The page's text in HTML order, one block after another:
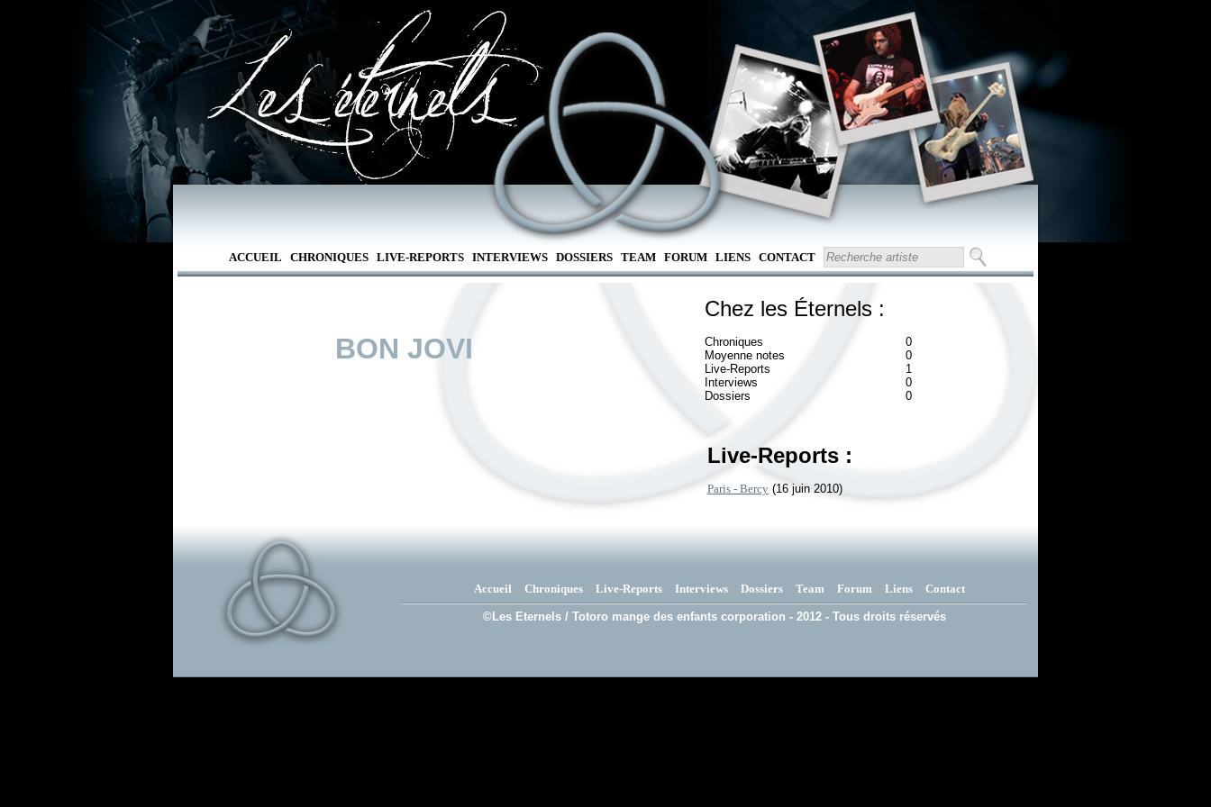
ACCUEIL CHRONIQUES LIVE-REPORTS INTERVIEWS DOSSIERS TEAM FORUM LIENS CONTACT
BON JOVI
Chez les Éternels :
Chroniques
0
Moyenne notes
0
Live-Reports
1
Interviews
0
Dossiers
0
Live-Reports :
Paris - Bercy(16 juin 2010)
Accueil Chroniques Live-Reports Interviews Dossiers Team Forum Liens Contact
©Les Eternels / Totoro mange des enfants corporation - 2012 - Tous droits réservés